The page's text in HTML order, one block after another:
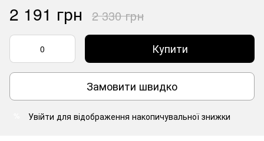
2 191 грн 2 330 грн
Купити
Замовити швидко
Увійти для відображення накопичувальної знижки